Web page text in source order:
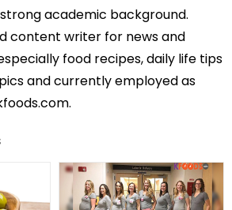
academic background.
content writer for news and
food recipes, daily life tips
and currently employed as